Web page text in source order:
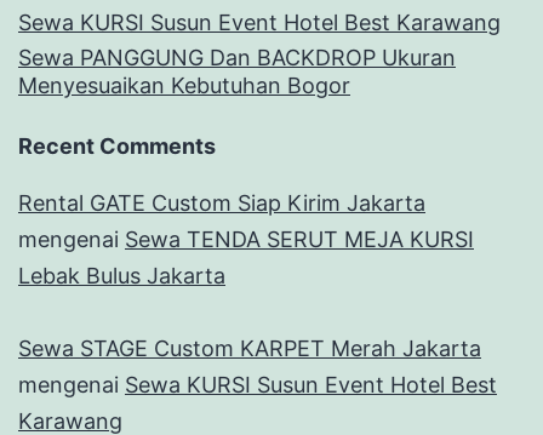
Sewa KURSI Susun Event Hotel Best Karawang
Sewa PANGGUNG Dan BACKDROP Ukuran
Menyesuaikan Kebutuhan Bogor
Recent Comments
Rental GATE Custom Siap Kirim Jakarta
mengenai Sewa TENDA SERUT MEJA KURSI
Lebak Bulus Jakarta
Sewa STAGE Custom KARPET Merah Jakarta
mengenai Sewa KURSI Susun Event Hotel Best
Karawang